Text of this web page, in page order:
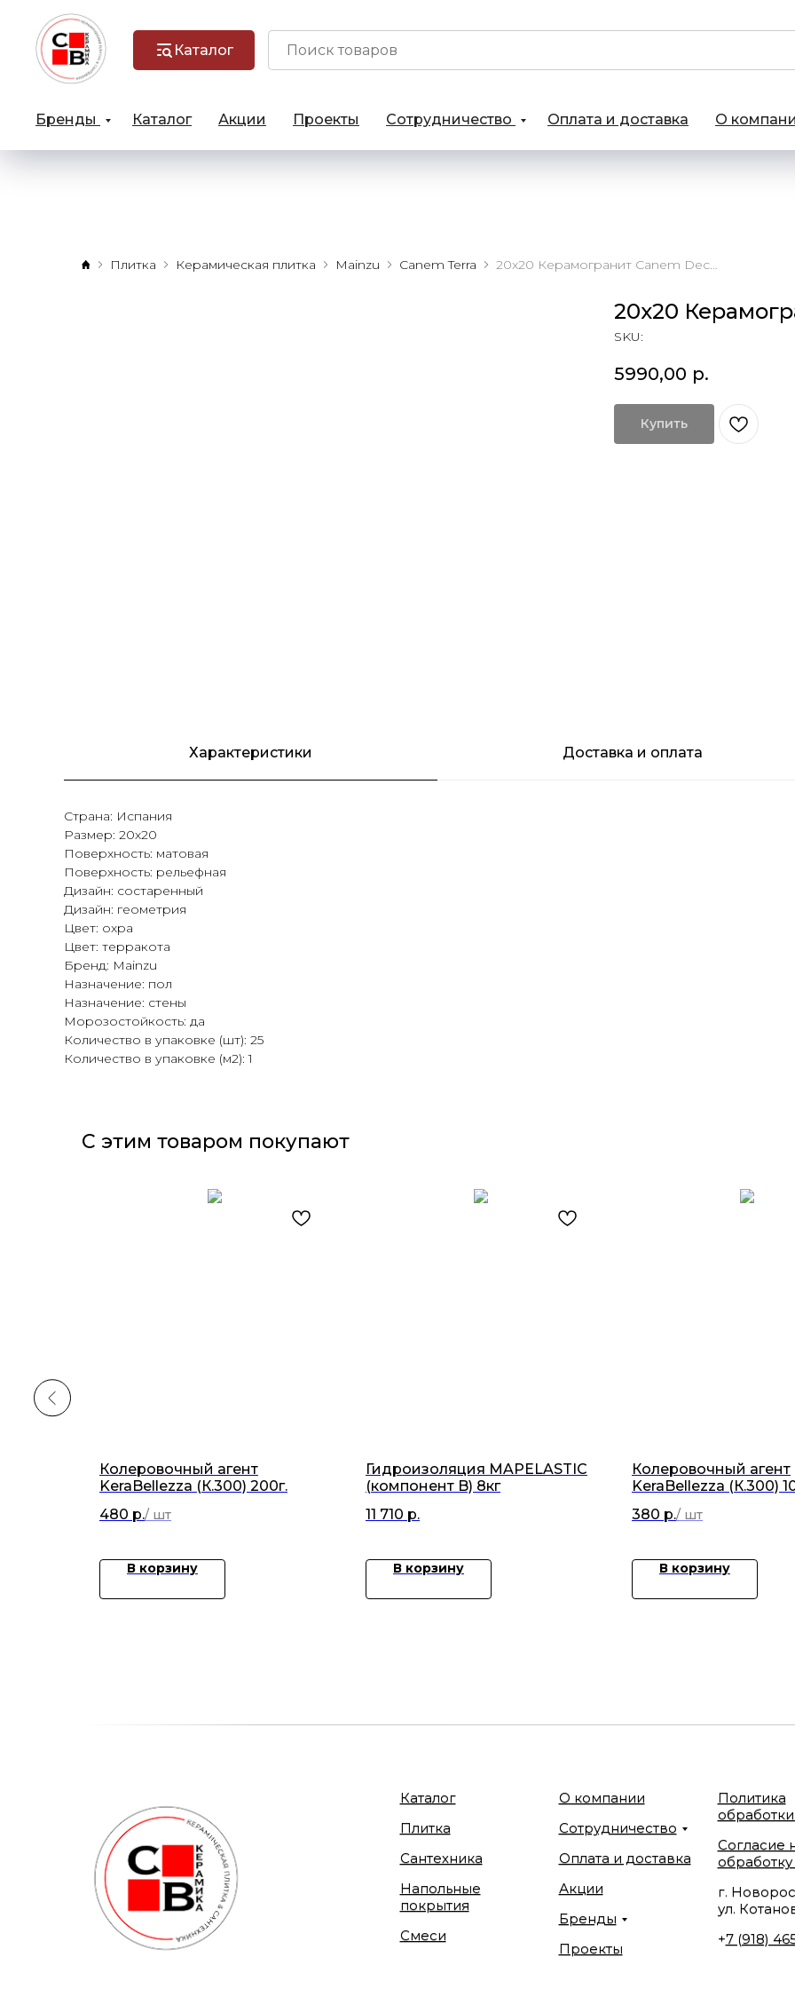
Каталог
Бренды Каталог Акции Проекты Сотрудничество Оплата и доставка О
Плитка Керамическая плитка Mainzu Canem Terra 20x20 Керамогранит Canem Decor Two
20x20
SKU:
5990,00 р.
Купить
Характеристики Доставка и оплата
Страна: Испания
Размер: 20х20
Поверхность: матовая
Поверхность: рельефная
Дизайн: состаренный
Дизайн: геометрия
Цвет: охра
Цвет: терракота
Бренд: Mainzu
Назначение: пол
Назначение: стены
Морозостойкость: да
Количество в упаковке (шт): 25
Количество в упаковке (м2): 1
С этим товаром покупают
Колеровочный агент
KeraBellezza (К.300) 200г.
480 р.
В корзину
Гидроизоляция MAPELASTIC
(компонент B) 8кг
11 710 р.
В корзину
Колеровочный агент
KeraBellezza (К.300)
380 р.
В корзину
Каталог
Плитка
Сантехника
Напольные
покрытия
Смеси
О компании
Сотрудничество
Оплата и доставка
Акции
Бренды
Проекты
Политика
Согласие
г.
ул.
+7 (918)